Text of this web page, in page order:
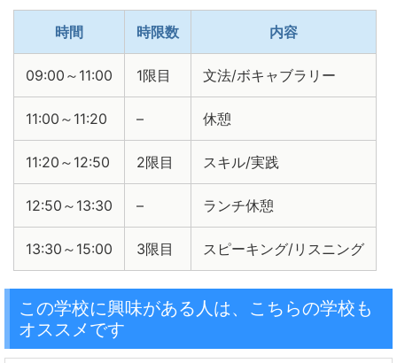
時間 時限数 内容
09:00～11:00 1限目 文法/ボキャブラリー
11:00～11:20 – 休憩
11:20～12:50 2限目 スキル/実践
12:50～13:30 – ランチ休憩
13:30～15:00 3限目 スピーキング/リスニング
この学校に興味がある人は、こちらの学校も
オススメです